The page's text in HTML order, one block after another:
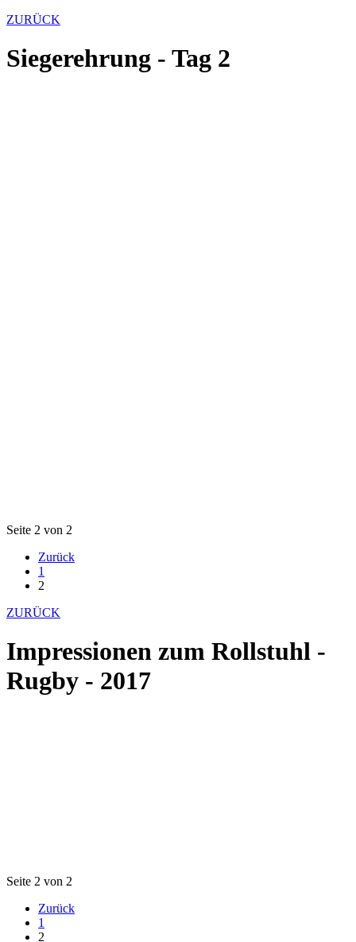
ZURÜCK
Siegerehrung - Tag 2
Seite 2 von 2
Zurück
1
2
ZURÜCK
Impressionen zum Rollstuhl -
Rugby - 2017
Seite 2 von 2
Zurück
1
2